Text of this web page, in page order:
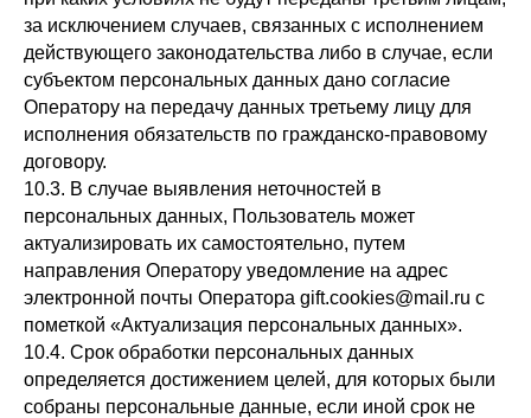
за исключением случаев, связанных с исполнением
действующего законодательства либо в случае, если
субъектом персональных данных дано согласие
Оператору на передачу данных третьему лицу для
исполнения обязательств по гражданско-правовому
договору.
10.3. В случае выявления неточностей в
персональных данных, Пользователь может
актуализировать их самостоятельно, путем
направления Оператору уведомление на адрес
электронной почты Оператора gift.cookies@mail.ru с
пометкой «Актуализация персональных данных».
10.4. Срок обработки персональных данных
определяется достижением целей, для которых были
собраны персональные данные, если иной срок не